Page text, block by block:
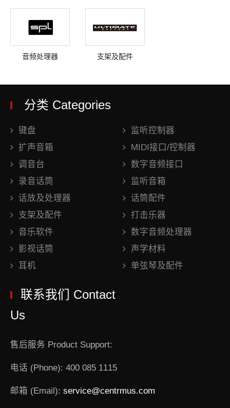
音频处理器 支架及配件
分类 Categories
键盘
监听控制器
扩声音箱
MIDI接口/控制器
调音台
数字音频接口
录音话筒
监听音箱
话放及处理器
话筒配件
支架及配件
打击乐器
音乐软件
数字音频处理器
影视话筒
声学材料
耳机
单弦琴及配件
联系我们 Contact
Us
售后服务 Product Support:
电话 (Phone): 400 085 1115
邮箱 (Email): service@centrmus.com